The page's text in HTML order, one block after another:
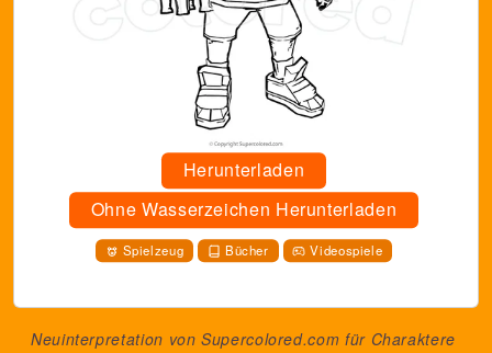
Herunterladen
Ohne Wasserzeichen Herunterladen
Spielzeug Bücher Videospiele
Neuinterpretation von Supercolored.com für Charaktere